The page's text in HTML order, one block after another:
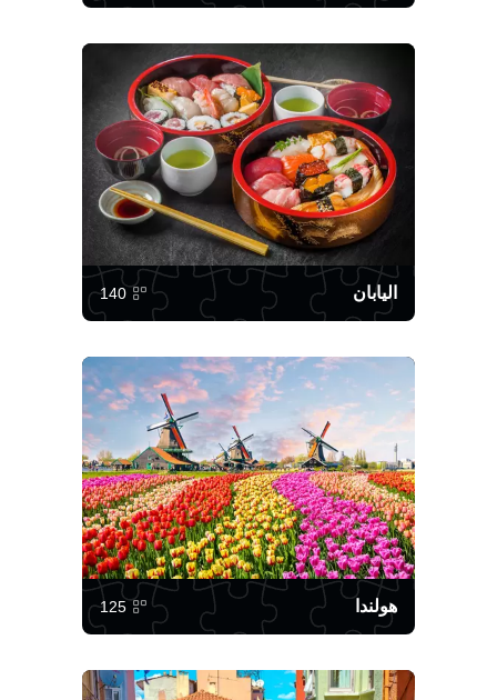
اليابان 140
هولندا 125